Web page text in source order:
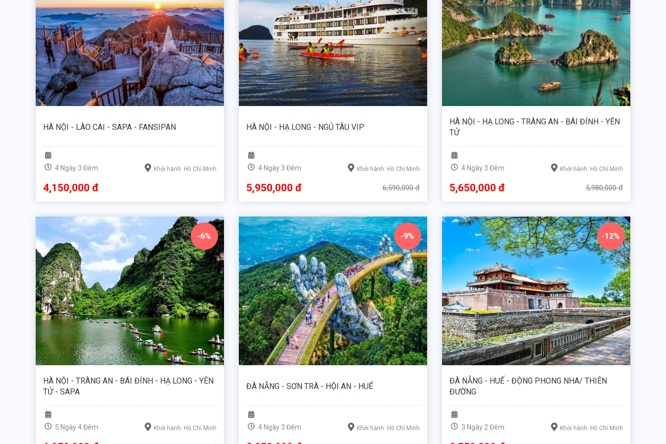
HÀ NỘI - LÀO CAI - SAPA - FANSIPAN
4 Ngày 3 Đêm Khởi hành: Hồ Chí Minh
4,150,000 đ
HÀ NỘI - HẠ LONG - NGỦ TÀU VIP
4 Ngày 3 Đêm Khởi hành: Hồ Chí Minh
5,950,000 đ 6,590,000 đ
HÀ NỘI - HẠ LONG - TRÀNG AN - BÁI ĐÍNH - YÊN
TỬ
4 Ngày 3 Đêm Khởi hành: Hồ Chí Minh
5,650,000 đ 5,980,000 đ
-6%
HÀ NỘI - TRÀNG AN - BÁI ĐÍNH - HẠ LONG - YÊN
TỬ - SAPA
5 Ngày 4 Đêm Khởi hành: Hồ Chí Minh
-9%
ĐÀ NẴNG - SƠN TRÀ - HỘI AN - HUẾ
4 Ngày 3 Đêm Khởi hành: Hồ Chí Minh
-12%
ĐÀ NẴNG - HUẾ - ĐỘNG PHONG NHA/ THIÊN
ĐƯỜNG
3 Ngày 2 Đêm Khởi hành: Hồ Chí Minh